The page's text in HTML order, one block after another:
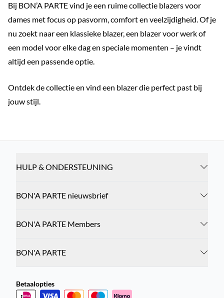
Bij BON’A PARTE vind je een ruime collectie blazers voor
dames met focus op pasvorm, comfort en veelzijdigheid. Of je
nu zoekt naar een klassieke blazer, een blazer voor werk of
een model voor elke dag en speciale momenten – je vindt
altijd een passende optie.
Ontdek de collectie en vind een blazer die perfect past bij
jouw stijl.
HULP & ONDERSTEUNING
BON'A PARTE nieuwsbrief
BON'A PARTE Members
BON'A PARTE
Betaalopties